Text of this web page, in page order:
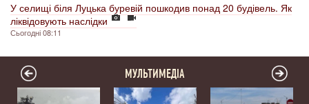
У селищі біля Луцька буревій пошкодив понад 20 будівель. Як
ліквідовують наслідки
Сьогодні 08:11
МУЛЬТИМЕДІА